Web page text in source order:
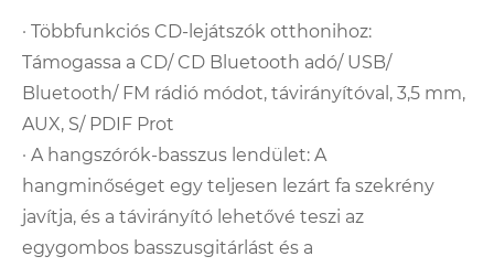
· Többfunkciós CD-lejátszók otthonihoz:
Támogassa a CD/ CD Bluetooth adó/ USB/
Bluetooth/ FM rádió módot, távirányítóval, 3,5 mm,
AUX, S/ PDIF Prot
· A hangszórók-basszus lendület: A
hangminőséget egy teljesen lezárt fa szekrény
javítja, és a távirányító lehetővé teszi az
egygombos basszusgitárlást és a